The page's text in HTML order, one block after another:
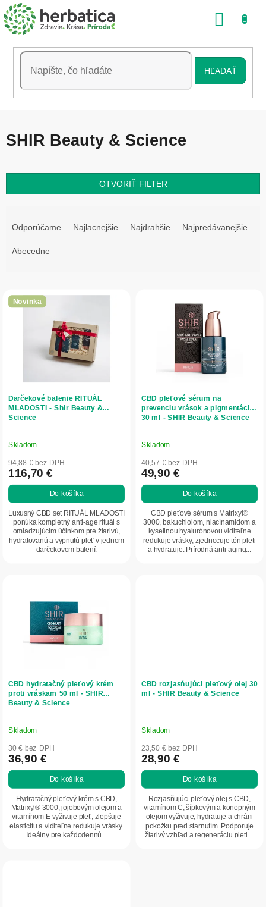
Prejsť
na
obsah
HĽADAŤ
SHIR Beauty & Science
OTVORIŤ FILTER
p
o
v
Odporúčame Najlacnejšie Najdrahšie Najpredávanejšie
Abecedne
ý
d
u
k
o
v
Novinka
Darčekové balenie RITUÁL
MLADOSTI - Shir Beauty &
Science
Skladom
94,88 € bez DPH
116,70 €
Do košíka
Luxusný CBD set RITUÁL MLADOSTI
ponúka kompletný anti-age rituál s
omladzujúcim účinkom pre žiarivú,
hydratovanú a vypnutú pleť v jednom
darčekovom balení.
CBD pleťové sérum na
prevenciu vrások a pigmentácie
30 ml - SHIR Beauty & Science
Skladom
40,57 € bez DPH
49,90 €
Do košíka
CBD pleťové sérum s Matrixyl®
3000, bakuchiolom, niacínamidom a
kyselinou hyalurónovou viditeľne
redukuje vrásky, zjednocuje tón pleti
a hydratuje. Prírodná anti-aging...
CBD hydratačný pleťový krém
proti vráskam 50 ml - SHIR
Beauty & Science
Skladom
30 € bez DPH
36,90 €
Do košíka
Hydratačný pleťový krém s CBD,
Matrixyl® 3000, jojobovým olejom a
vitamínom E vyživuje pleť, zlepšuje
elasticitu a viditeľne redukuje vrásky.
Ideálny pre každodennú...
CBD rozjasňujúci pleťový olej 30
ml - SHIR Beauty & Science
Skladom
23,50 € bez DPH
28,90 €
Do košíka
Rozjasňujúci pleťový olej s CBD,
vitamínom C, šípkovým a konopným
olejom vyživuje, hydratuje a chráni
pokožku pred starnutím. Podporuje
žiarivý vzhľad a regeneráciu pleti....